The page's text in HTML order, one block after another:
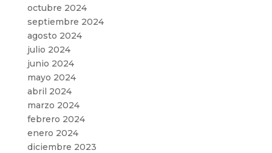
octubre 2024
septiembre 2024
agosto 2024
julio 2024
junio 2024
mayo 2024
abril 2024
marzo 2024
febrero 2024
enero 2024
diciembre 2023